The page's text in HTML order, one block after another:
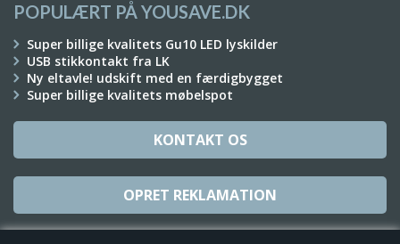
POPULÆRT PÅ YOUSAVE.DK
Super billige kvalitets Gu10 LED lyskilder
USB stikkontakt fra LK
Ny eltavle! udskift med en færdigbygget
Super billige kvalitets møbelspot
KONTAKT OS
OPRET REKLAMATION